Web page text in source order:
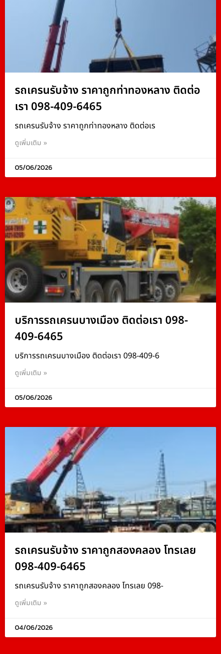
รถเครนรับจ้าง ราคาถูกท่าทองหลาง ติดต่อ
เรา 098-409-6465
รถเครนรับจ้าง ราคาถูกท่าทองหลาง ติดต่อเร
ดูเพิ่มเติม »
05/06/2026
บริการรถเครนบางเมือง ติดต่อเรา 098-
409-6465
บริการรถเครนบางเมือง ติดต่อเรา 098-409-6
ดูเพิ่มเติม »
05/06/2026
รถเครนรับจ้าง ราคาถูกสองคลอง โทรเลย
098-409-6465
รถเครนรับจ้าง ราคาถูกสองคลอง โทรเลย 098-
ดูเพิ่มเติม »
04/06/2026